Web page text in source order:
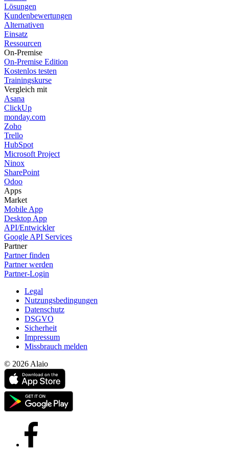
Lösungen
Kundenbewertungen
Alternativen
Einsatz
Ressourcen
On-Premise
On-Premise Edition
Kostenlos testen
Trainingskurse
Vergleich mit
Asana
ClickUp
monday.com
Zoho
Trello
HubSpot
Microsoft Project
Ninox
SharePoint
Odoo
Apps
Market
Mobile App
Desktop App
API/Entwickler
Google API Services
Partner
Partner finden
Partner werden
Partner-Login
Legal
Nutzungsbedingungen
Datenschutz
DSGVO
Sicherheit
Impressum
Missbrauch melden
© 2026 Alaio